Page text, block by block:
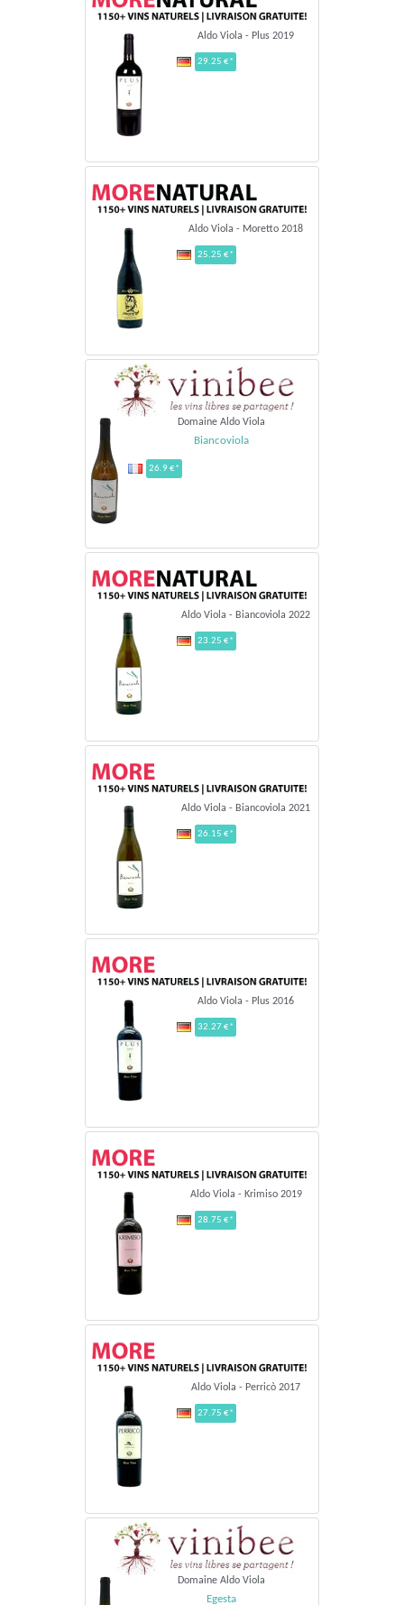
Aldo Viola - Plus 2019
29.25 €*
Aldo Viola - Moretto 2018
25.25 €*
Domaine Aldo Viola
Biancoviola
26.9 €*
Aldo Viola - Biancoviola 2022
23.25 €*
Aldo Viola - Biancoviola 2021
26.15 €*
Aldo Viola - Plus 2016
32.27 €*
Aldo Viola - Krimiso 2019
28.75 €*
Aldo Viola - Perricò 2017
27.75 €*
Domaine Aldo Viola
Egesta